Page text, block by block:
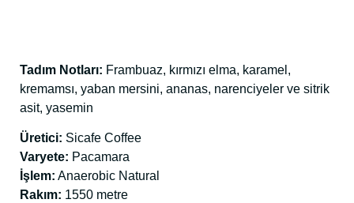
Tadım Notları: Frambuaz, kırmızı elma, karamel,
kremamsı, yaban mersini, ananas, narenciyeler ve sitrik
asit, yasemin
Üretici: Sicafe Coffee
Varyete: Pacamara
İşlem: Anaerobic Natural
Rakım: 1550 metre